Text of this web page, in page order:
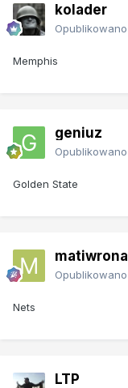
kolader
Opublikowano
Memphis
geniuz
Opublikowano
Golden State
matiwrona
Opublikowano
Nets
LTP